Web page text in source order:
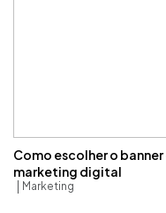
Como escolher o
marketing digital
Marketing